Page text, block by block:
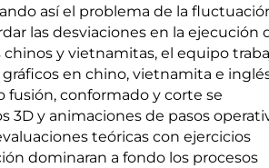
así el problema de la
las desviaciones en la ejecución
y vietnamitas, el equipo
en chino, vietnamita e
fusión, conformado y corte se
y animaciones de pasos
teóricas con ejercicios
dominaran a fondo los procesos